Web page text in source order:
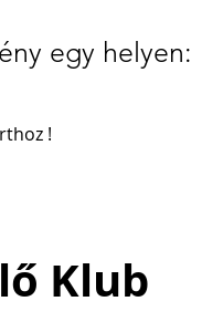
egy helyen:
!
Klub